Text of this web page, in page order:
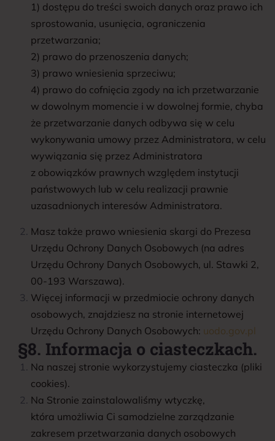
1) dostępu do treści swoich danych oraz prawo ich
sprostowania, usunięcia, ograniczenia
przetwarzania;
2) prawo do przenoszenia danych;
3) prawo wniesienia sprzeciwu;
4) prawo do cofnięcia zgody na ich przetwarzanie
w dowolnym momencie i w dowolnej formie, chyba
że przetwarzanie danych odbywa się w celu
wykonywania umowy przez Administratora, w celu
wywiązania się przez Administratora
z obowiązków prawnych względem instytucji
państwowych lub w celu realizacji prawnie
uzasadnionych interesów Administratora.
Masz także prawo wniesienia skargi do Prezesa
Urzędu Ochrony Danych Osobowych (na adres
Urzędu Ochrony Danych Osobowych, ul. Stawki 2,
00-193 Warszawa).
Więcej informacji w przedmiocie ochrony danych
osobowych, znajdziesz na stronie internetowej
Urzędu Ochrony Danych Osobowych: uodo.gov.pl
§8. Informacja o ciasteczkach.
Na naszej stronie wykorzystujemy ciasteczka (pliki
cookies).
Na Stronie zainstalowaliśmy wtyczkę,
która umożliwia Ci samodzielne zarządzanie
zakresem przetwarzania danych osobowych